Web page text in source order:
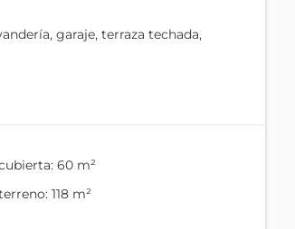
garaje, terraza techada,
60 m²
118 m²